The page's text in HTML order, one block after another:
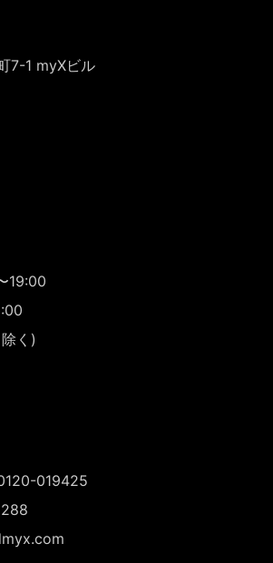
7-1 myXビル
19:00
く)
019425